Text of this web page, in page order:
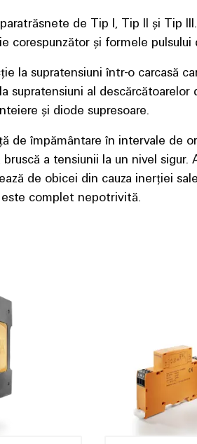
de Tip I, Tip II și Tip
corespunzător şi formele pulsului
la supratensiuni într-o carcasă
al descărcătoarelor
și diode supresoare.
de împământare în intervale de
a tensiunii la un nivel sigur.
de obicei din cauza inerției
complet nepotrivită.